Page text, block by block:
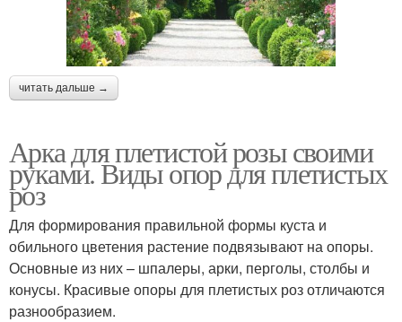
читать дальше →
Арка для плетистой розы своими
руками. Виды опор для плетистых
роз
Для формирования правильной формы куста и
обильного цветения растение подвязывают на опоры.
Основные из них – шпалеры, арки, перголы, столбы и
конусы. Красивые опоры для плетистых роз отличаются
разнообразием.